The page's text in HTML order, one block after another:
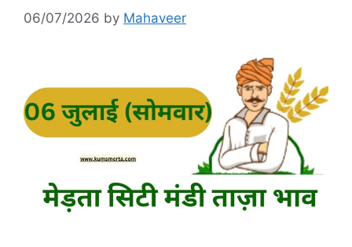
06/07/2026 by Mahaveer